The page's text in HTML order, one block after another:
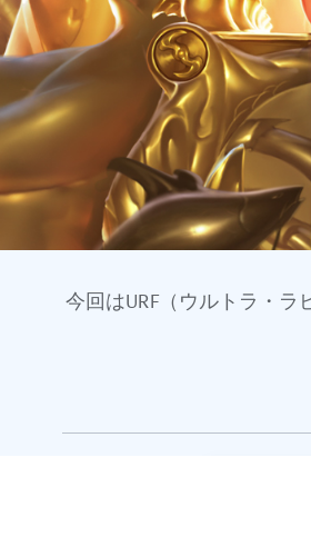
今回はURF（ウルトラ・